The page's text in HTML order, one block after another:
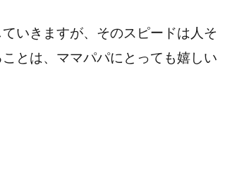
いきますが、そのスピードは人そ
とは、ママパパにとっても嬉しい